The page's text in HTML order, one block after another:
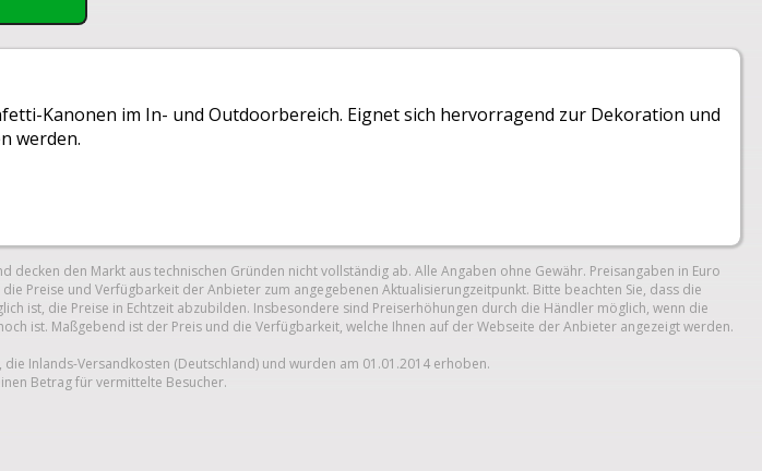
Kanonen im In- und Outdoorbereich. Eignet sich hervorragend zur Dekoration und
werden.
decken den Markt aus technischen Gründen nicht vollständig ab. Alle Angaben ohne Gewähr. Preisangaben in Euro
Preise und Verfügbarkeit der Anbieter zum angegebenen Aktualisierungzeitpunkt. Bitte beachten Sie, dass die
ist, die Preise in Echtzeit abzubilden. Insbesondere sind Preiserhöhungen durch die Händler möglich, wenn die
ist. Maßgebend ist der Preis und die Verfügbarkeit, welche Ihnen auf der Webseite der Anbieter angezeigt werden.
Inlands-Versandkosten (Deutschland) und wurden am 01.01.2014 erhoben.
Betrag für vermittelte Besucher.